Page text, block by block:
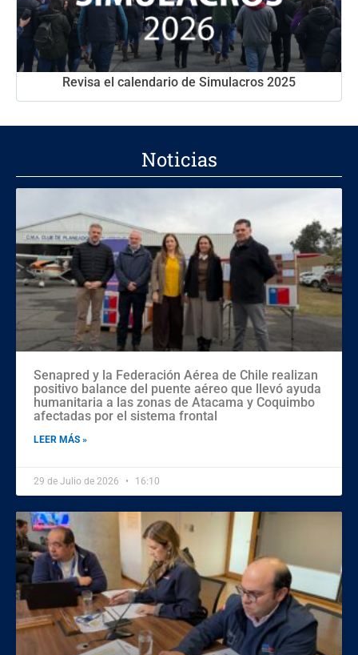
Revisa el calendario de Simulacros 2025
Noticias
Senapred y la Federación Aérea de Chile realizan
positivo balance del puente aéreo que llevó ayuda
humanitaria a las zonas de Atacama y Coquimbo
afectadas por el sistema frontal
LEER MÁS »
29 de Julio de 2026 16:10